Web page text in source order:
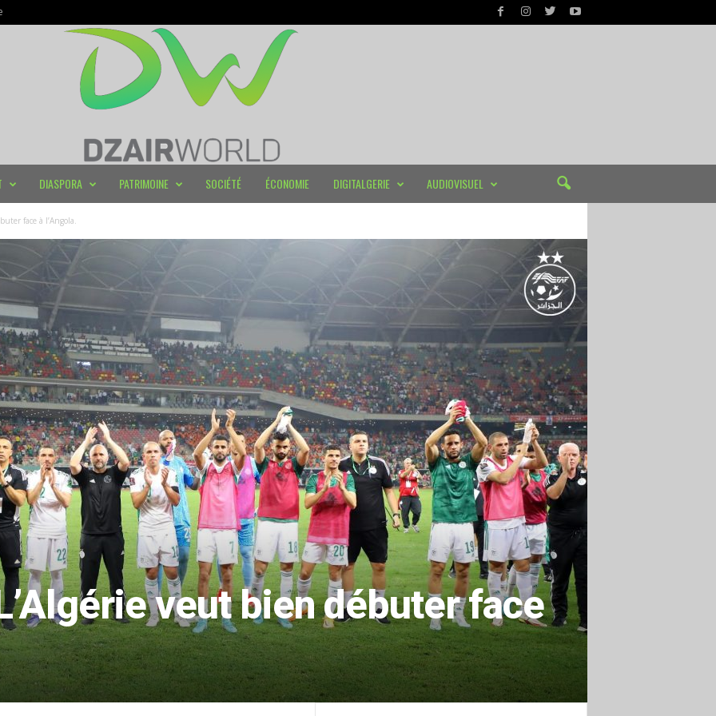
DIASPORA PATRIMOINE SOCIÉTÉ ÉCONOMIE DIGITALGERIE AUDIOVISUEL
face à l’Angola.
veut bien débuter face